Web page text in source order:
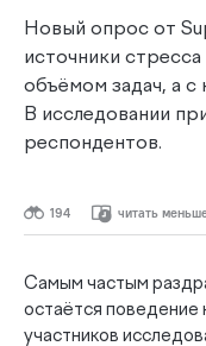
Новый опрос от
источники
объёмом задач, а с
В исследовании
респондентов.
194 читать
Самым частым
остаётся поведение
участников